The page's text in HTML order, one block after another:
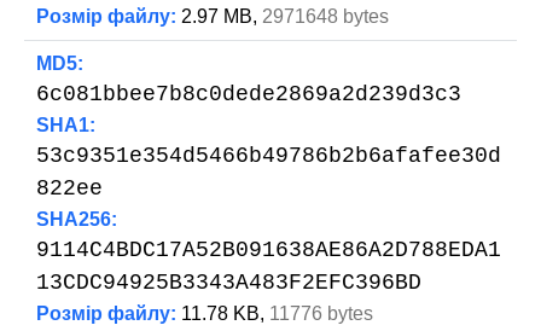
Розмір файлу: 2.97 MB, 2971648 bytes
MD5:
6c081bbee7b8c0dede2869a2d239d3c3
SHA1:
53c9351e354d5466b49786b2b6afafee30d
822ee
SHA256:
9114C4BDC17A52B091638AE86A2D788EDA1
13CDC94925B3343A483F2EFC396BD
Розмір файлу: 11.78 KB, 11776 bytes